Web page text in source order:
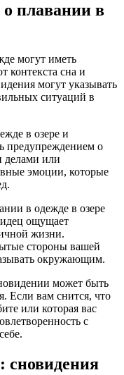
плавании в
могут иметь
контекста сна и
могут указывать
ситуаций в
в озере и
предупреждением о
делами или
эмоции, которые
в одежде в озере
ощущает
жизни.
стороны вашей
окружающим.
может быть
Если вам снится, что
или которая вас
с
сновидения